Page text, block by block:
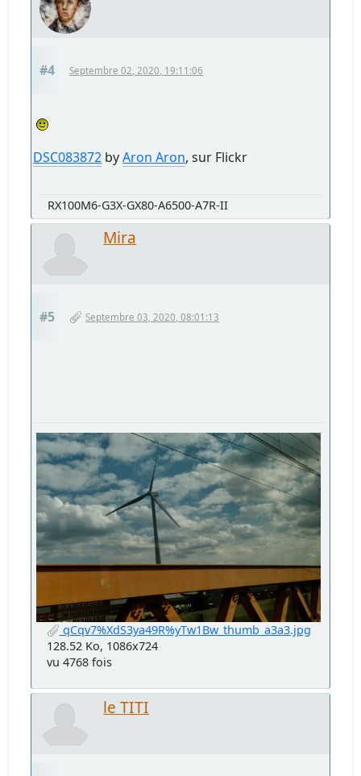
#4 Septembre 02, 2020, 19:11:06
DSC083872 byAron Aron, sur Flickr
RX100M6-G3X-GX80-A6500-A7R-II
Mira
#5 Septembre 03, 2020, 08:01:13
qCqv7%XdS3ya49R%yTw1Bw_thumb_a3a3.jpg
128.52 Ko, 1086x724
vu 4768 fois
le TITI